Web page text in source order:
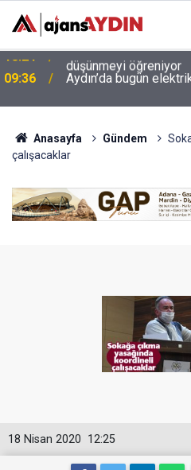
09:36 Aydın’da bugün
Anasayfa Gündem
çalışacaklar
12:25
18 Nisan 2020